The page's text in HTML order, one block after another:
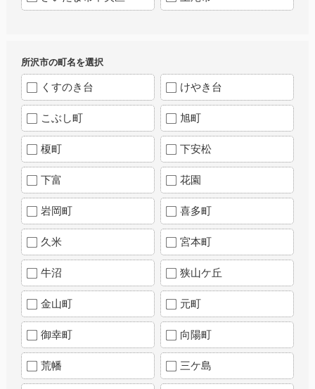
所沢市の町名を選択
くすのき台 けやき台
こぶし町 旭町
榎町 下安松
下富 花園
岩岡町 喜多町
久米 宮本町
牛沼 狭山ケ丘
金山町 元町
御幸町 向陽町
荒幡 三ケ島